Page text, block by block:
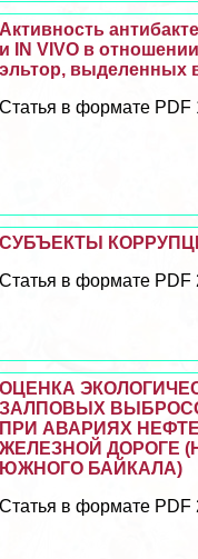
Активность
и IN VIVO в
эльтор, выделенных в
Статья в формате PDF
СУБЪЕКТЫ
Статья в формате PDF
ОЦЕНКА
ЗАЛПОВЫХ
ПРИ АВАРИЯХ
ЖЕЛЕЗНОЙ ДОРОГЕ
ЮЖНОГО БАЙКАЛА)
Статья в формате PDF